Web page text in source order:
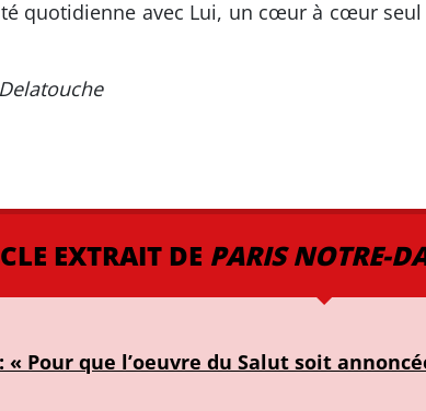
quotidienne avec Lui, un cœur à cœur
EXTRAIT DE PARIS NOTRE-
Pour que l’oeuvre du Salut soit